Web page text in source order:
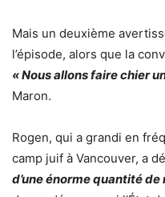
Mais un deuxième
l’épisode, alors que la
« Nous allons faire chier
Maron.
Rogen, qui a grandi en
camp juif à Vancouver, a
d’une énorme quantité